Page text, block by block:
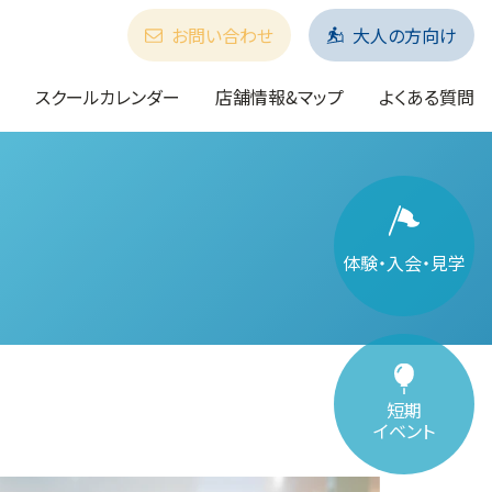
スクールカレンダー 店舗情報&マップ よくある質問
お問い合わせ 大人の方向け
体験・入会・見学
短期
イベント